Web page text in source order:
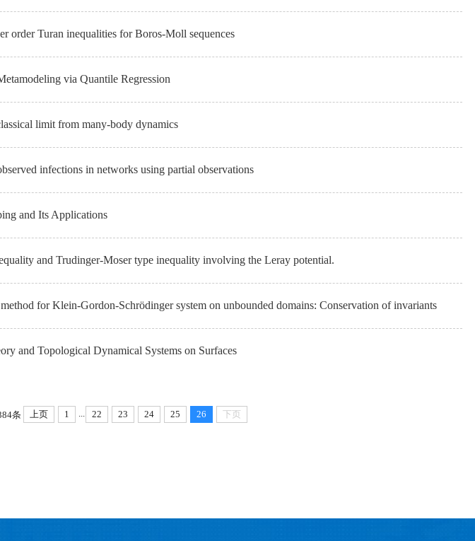
order Turan inequalities for Boros-Moll sequences
via Quantile Regression
limit from many-body dynamics
infections in networks using partial observations
and Its Applications
and Trudinger-Moser type inequality involving the Leray potential.
for Klein-Gordon-Schrödinger system on unbounded domains: Conservation of invariants
and Topological Dynamical Systems on Surfaces
条 上页 1 ... 22 23 24 25 26 下页